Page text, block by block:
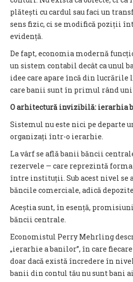
plătești cu cardul sau faci un
sens fizic, ci se modifică poziții
evidență.
De fapt, economia modernă
un sistem contabil decât ca unul
idee care apare încă din lucrările
care banii sunt în primul rând
O arhitectură invizibilă: ierarhia
Sistemul nu este nici pe departe
organizați într-o ierarhie.
La vârf se află banii băncii
rezervele — care reprezintă
între instituții. Sub acest nivel se
băncile comerciale, adică
Aceștia sunt, în esență,
băncii centrale.
Economistul Perry Mehrling
„ierarhie a banilor”, în care
doar dacă există încredere în
banii din contul tău nu sunt bani